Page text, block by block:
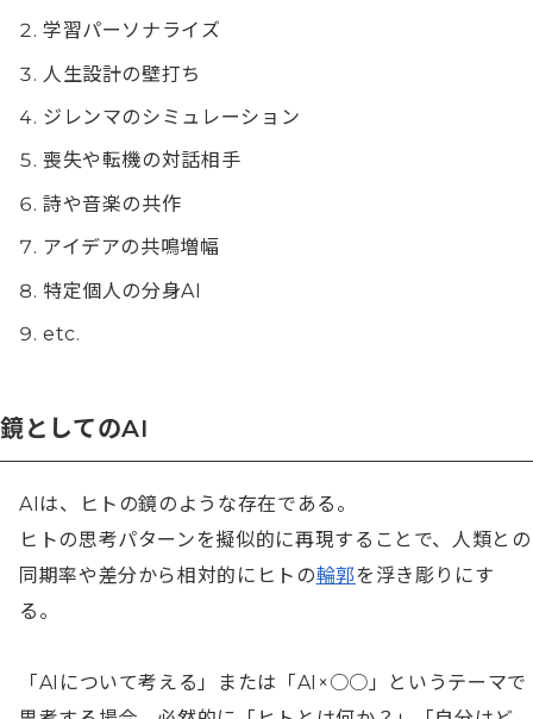
学習パーソナライズ
人生設計の壁打ち
ジレンマのシミュレーション
喪失や転機の対話相手
詩や音楽の共作
アイデアの共鳴増幅
特定個人の分身AI
etc.
鏡としてのAI
AIは、ヒトの鏡のような存在である。
ヒトの思考パターンを擬似的に再現することで、人類との
同期率や差分から相対的にヒトの輪郭を浮き彫りにす
る。
「AIについて考える」または「AI×○○」というテーマで